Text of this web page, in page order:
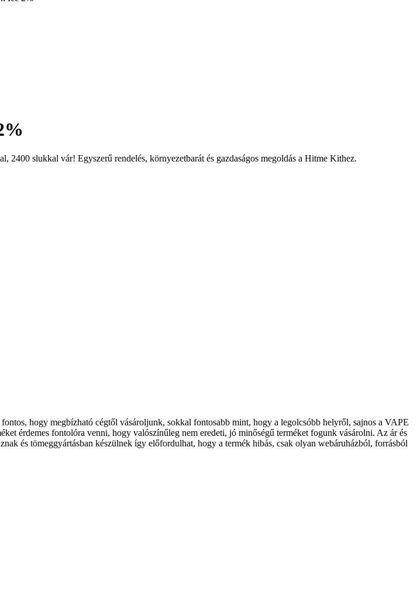
slukkal vár! Egyszerű rendelés, környezetbarát és gazdaságos megoldás a Hitme Kithez.
hogy megbízható cégtől vásároljunk, sokkal fontosabb mint, hogy a legolcsóbb helyről, sajnos a VAPE
érdemes fontolóra venni, hogy valószínűleg nem eredeti, jó minőségű terméket fogunk vásárolni. Az ár és
és tömeggyártásban készülnek így előfordulhat, hogy a termék hibás, csak olyan webáruházból, forrásból